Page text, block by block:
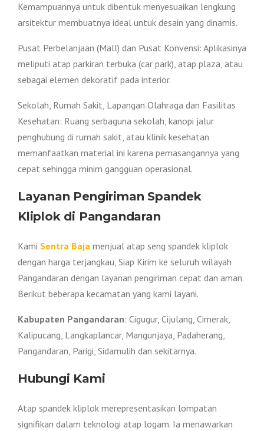
Kemampuannya untuk dibentuk menyesuaikan lengkung
arsitektur membuatnya ideal untuk desain yang dinamis.
Pusat Perbelanjaan (Mall) dan Pusat Konvensi: Aplikasinya
meliputi atap parkiran terbuka (car park), atap plaza, atau
sebagai elemen dekoratif pada interior.
Sekolah, Rumah Sakit, Lapangan Olahraga dan Fasilitas
Kesehatan: Ruang serbaguna sekolah, kanopi jalur
penghubung di rumah sakit, atau klinik kesehatan
memanfaatkan material ini karena pemasangannya yang
cepat sehingga minim gangguan operasional.
Layanan Pengiriman Spandek
Kliplok di Pangandaran
Kami Sentra Baja menjual atap seng spandek kliplok
dengan harga terjangkau, Siap Kirim ke seluruh wilayah
Pangandaran dengan layanan pengiriman cepat dan aman.
Berikut beberapa kecamatan yang kami layani.
Kabupaten Pangandaran: Cigugur, Cijulang, Cimerak,
Kalipucang, Langkaplancar, Mangunjaya, Padaherang,
Pangandaran, Parigi, Sidamulih dan sekitarnya.
Hubungi Kami
Atap spandek kliplok merepresentasikan lompatan
signifikan dalam teknologi atap logam. Ia menawarkan